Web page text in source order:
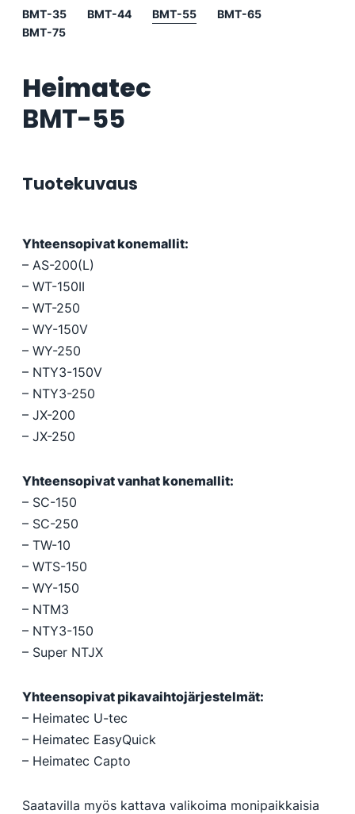
BMT-35 BMT-44 BMT-55
BMT-65
BMT-75
Heimatec
BMT-55
Tuotekuvaus
Yhteensopivat konemallit:
– AS-200(L)
– WT-150II
– WT-250
– WY-150V
– WY-250
– NTY3-150V
– NTY3-250
– JX-200
– JX-250
Yhteensopivat vanhat konemallit:
– SC-150
– SC-250
– TW-10
– WTS-150
– WY-150
– NTM3
– NTY3-150
– Super NTJX
Yhteensopivat pikavaihtojärjestelmät:
– Heimatec U-tec
– Heimatec EasyQuick
– Heimatec Capto
Saatavilla myös kattava valikoima monipaikkaisia